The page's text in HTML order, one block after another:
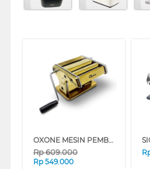
OXONE MESIN PEMBUAT MIE NOODLE MAKER OX-355AMG
Rp609.000
Rp 549.000